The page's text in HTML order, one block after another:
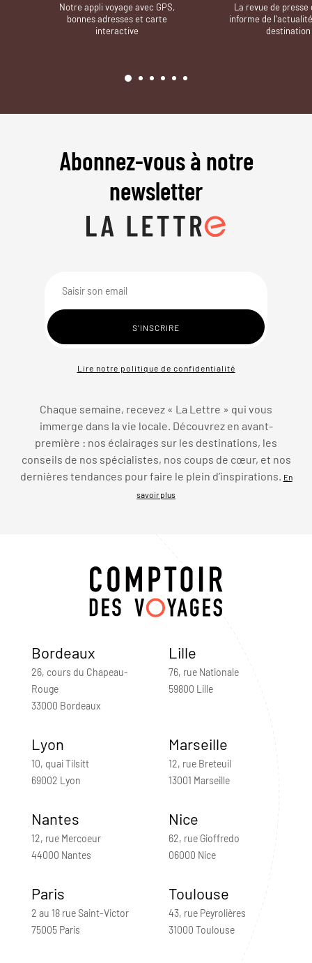
Notre appli voyage avec GPS,
bonnes adresses et carte
interactive
La revue de presse
informe de
destination
Abonnez-vous à notre
newsletter
Lire notre politique de confidentialité
Chaque semaine, recevez « La Lettre » qui vous
immerge dans la vie locale. Découvrez en avant-
première : nos éclairages sur les destinations, les
conseils de nos spécialistes, nos coups de cœur, et nos
dernières tendances pour faire le plein d’inspirations.
En
savoir plus
Bordeaux
26, cours du Chapeau-
Rouge
33000 Bordeaux
Lille
76, rue Nationale
59800 Lille
Lyon
10, quai Tilsitt
69002 Lyon
Marseille
12, rue Breteuil
13001 Marseille
Nantes
12, rue Mercoeur
44000 Nantes
Nice
62, rue Gioffredo
06000 Nice
Paris
2 au 18 rue Saint-Victor
75005 Paris
Toulouse
43, rue Peyrolières
31000 Toulouse